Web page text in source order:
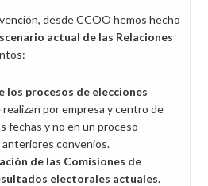
desde CCOO hemos hecho
actual de las Relaciones
los procesos de elecciones
realizan por empresa y centro de
fechas y no en un proceso
convenios.
de las Comisiones de
electorales actuales.